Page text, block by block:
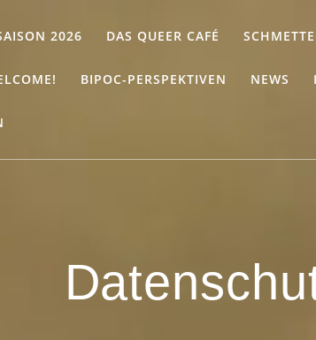
2026 DAS QUEER CAFÉ
BIPOC-PERSPEKTIVEN NEWS